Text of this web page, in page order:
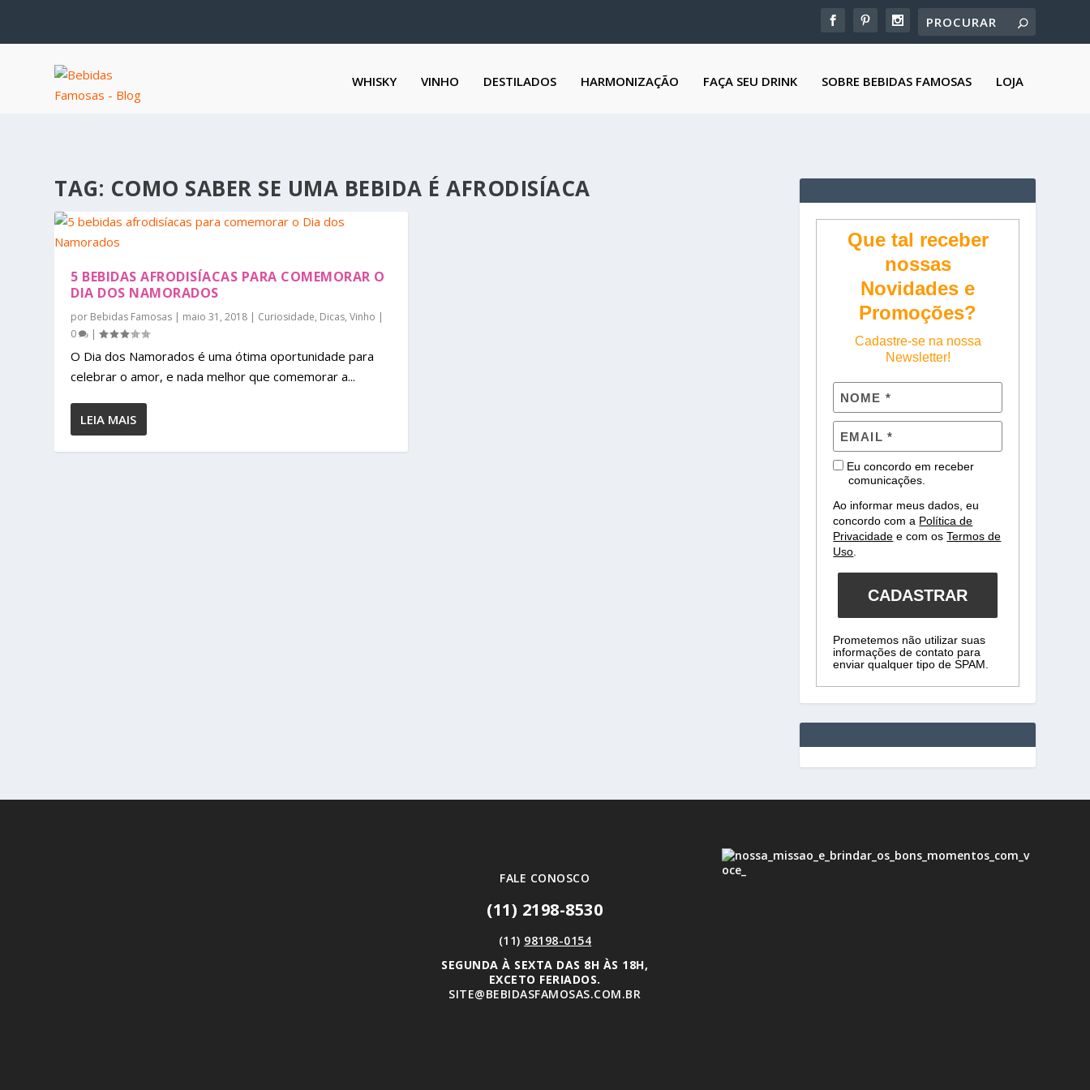
WHISKY VINHO DESTILADOS HARMONIZAÇÃO FAÇA SEU DRINK SOBRE BEBIDAS FAMOSAS LOJA
TAG: COMO SABER SE UMA BEBIDA É AFRODISÍACA
5 BEBIDAS AFRODISÍACAS PARA COMEMORAR O
DIA DOS NAMORADOS
por Bebidas Famosas | maio 31, 2018 | Curiosidade, Dicas,Vinho |
0
|
O Dia dos Namorados é uma ótima oportunidade para
celebrar o amor, e nada melhor que comemorar a...
LEIA MAIS
Que tal receber
nossas
Novidades e
Promoções?
Cadastre-se na nossa
Newsletter!
Eu concordo em receber
comunicações.
Ao informar meus dados, eu
concordo com a Política de
Privacidade e com osTermos de
Uso
CADASTRAR
Prometemos não utilizar suas
informações de contato para
enviar qualquer tipo de SPAM.
FALE CONOSCO
(11) 2198-8530
(11) 98198-0154
SEGUNDA À SEXTA DAS 8H ÀS 18H,
EXCETO FERIADOS.
SITE@BEBIDASFAMOSAS.COM.BR